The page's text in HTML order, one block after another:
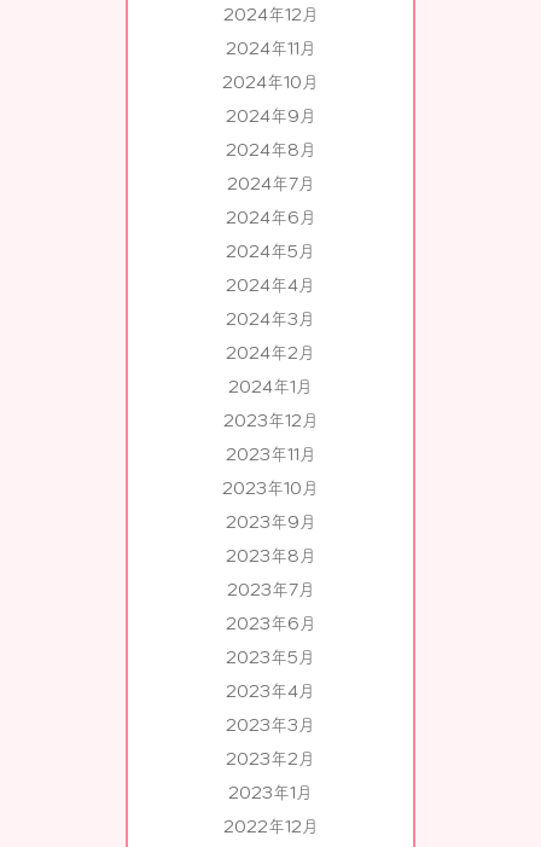
2024年12月
2024年11月
2024年10月
2024年9月
2024年8月
2024年7月
2024年6月
2024年5月
2024年4月
2024年3月
2024年2月
2024年1月
2023年12月
2023年11月
2023年10月
2023年9月
2023年8月
2023年7月
2023年6月
2023年5月
2023年4月
2023年3月
2023年2月
2023年1月
2022年12月